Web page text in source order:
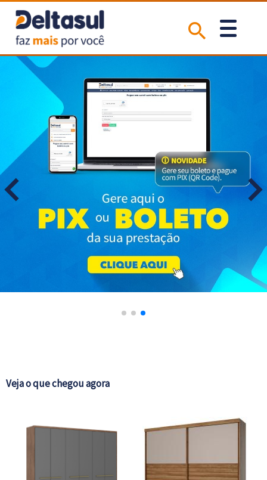
Veja o que chegou agora